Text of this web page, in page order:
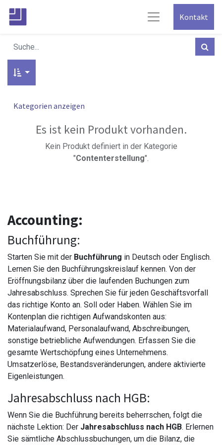
Kontakt
Kategorien anzeigen
Es ist kein Produkt vorhanden.
Kein Produkt definiert in der Kategorie
"Contenterstellung".
Accounting:
Buchführung:
Starten Sie mit der Buchführung in Deutsch oder Englisch.
Lernen Sie den Buchführungskreislauf kennen. Von der
Eröffnungsbilanz über die laufenden Buchungen zum
Jahresabschluss. Sprechen Sie für jeden Geschäftsvorfall
das richtige Konto an. Soll oder Haben. Wählen Sie im
Kontenplan die richtigen Aufwandskonten aus:
Materialaufwand, Personalaufwand, Abschreibungen,
sonstige betriebliche Aufwendungen. Erfassen Sie die
gesamte Wertschöpfung eines Unternehmens.
Umsatzerlöse, Bestandsveränderungen, andere aktivierte
Eigenleistungen.
Jahresabschluss nach HGB:
Wenn Sie die Buchführung bereits beherrschen, folgt die
nächste Lektion: Der Jahresabschluss nach HGB. Erlernen
Sie sämtliche Abschlussbuchungen, um die Bilanz, die